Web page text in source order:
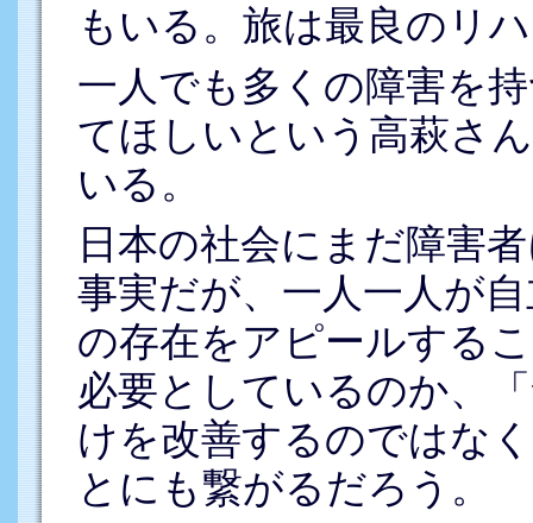
もいる。旅は最良のリ
一人でも多くの障害を
てほしいという高萩さ
いる。
日本の社会にまだ障害
事実だが、一人一人が
の存在をアピールする
必要としているのか、
けを改善するのではな
とにも繋がるだろう。